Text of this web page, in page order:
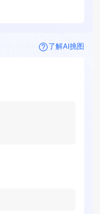
了解AI挑图